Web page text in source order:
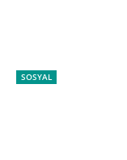
SOSYAL